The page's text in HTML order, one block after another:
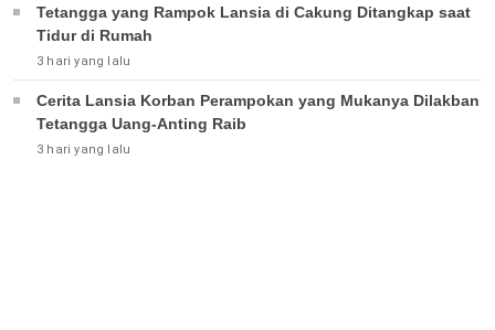
Tetangga yang Rampok Lansia di Cakung Ditangkap saat
Tidur di Rumah
3 hari yang lalu
Cerita Lansia Korban Perampokan yang Mukanya Dilakban
Tetangga Uang-Anting Raib
3 hari yang lalu